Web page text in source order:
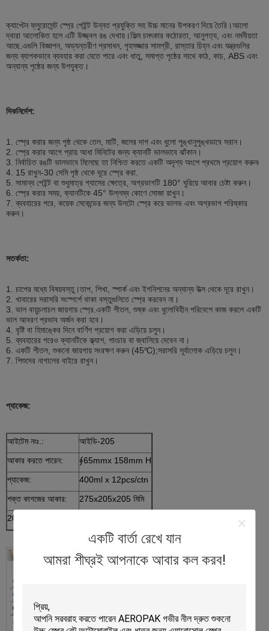
একটি বার্তা রেখে যান
আমরা শীঘ্রই আপনাকে আবার কল করব!
ক্যাপ্টেন ফ্লুরোসেন্ট স্প্রে পেইন্ট উন্নত প্রযুক্তি সহ উচ্চ মানের উপকরণ দিয়ে তৈরি।আলো
দ্বারা আলোকিত হলে এটি উজ্জ্বল রঙ দেখায়।ফিল্ম চমৎকার কঠোরতা, আনুগত্য, এবং নমনীয়তা
আছে.এগুলি বিজ্ঞাপন, অভ্যন্তরীণ প্রসাধন, গৃহসজ্জার সামগ্রী, রাস্তার চিহ্ন এবং যন্ত্রগুলির
জন্য ব্যাপকভাবে ব্যবহার করা যেতে পারে এবং ধাতু, সমাপ্ত পৃষ্ঠের সাথে কাঠ, কাচ, ABS এবং
অন্যান্য পৃষ্ঠের জন্য উপযুক্ত।
দিকনির্দেশ:
1. স্প্রে করার জন্য পৃষ্ঠ থেকে তেল, মাটি, জলের দাগ এবং ধুলো পুঙ্খানুপুঙ্খভাবে সরান।
2. স্প্রে করার আগে প্রায় আধা মিনিটের জন্য ক্যানটি ভালভাবে ঝাঁকান।
3. নির্বাচিত রঙটি ভালভাবে মিলেছে তা নিশ্চিত করতে একটি অদৃশ্য অংশে প্রথমে প্রয়োগ করুন৷
4. 15 রাখুন-30 সেমিপৃষ্ঠ থেকে দূরে স্প্রে করা.
5. সামান্য পেইন্ট বা শুধুমাত্র গ্যাসের ক্ষেত্রে, অগ্রভাগটি 180° ঘুরিয়ে আবার চেষ্টা করুন।
6. স্প্রে করার সময়, ক্যানটিকে 45° উল্লম্ব কোণে সোজা রাখুন।
7. ব্যবহারের পরে, কয়েক সেকেন্ডের জন্য উলটো স্প্রে করে ভালভ এবং অগ্রভাগ পরিষ্কার
করুন।
সতর্কতা:
1. চাপের মধ্যে বিষয়বস্তু।তাপ, শিখা, স্পার্ক এবং ইগনিশনের অন্যান্য উত্স থেকে দূরে রাখুন।
2. খাবারের সরাসরি সংস্পর্শে থাকা বস্তুগুলিতে স্প্রে করবেন না।
3. ভাল বায়ুচলাচল জায়গায় স্প্রে.একটি শীতল, শুষ্ক এবং ধুলোবিহীন পরিবেশে কাজ করলে একটি
ভাল আবরণ প্রভাব অর্জন করা হবে।
4. বৃষ্টি বা হিমাঙ্কের দিনে বার্ণিশ প্রয়োগ করা এড়িয়ে চলুন।
5. ব্যবহারের পরেও ক্যানটিকে ক্ল্যাশ, পাংচার বা জ্বালিয়ে দেবেন না।
6. একটি শীতল, শুকনো জায়গায় সংরক্ষণ করুন (45℃);সরাসরি সূর্যালোক এড়িয়ে চলুন।
7. শিশুদের নাগালের বাইরে রাখুন।
প্যাকেজ:
আইটেম নংঃ.:
আইডি-205
আকার করতে পারেন:
∮65mmx 158mm H
প্যাকেজ:
400ml x 12pcs/ctn
শক্ত কাগজের আকার:
275x205x205 মিমি
20ft কন্টেইনার লোড হচ্ছে